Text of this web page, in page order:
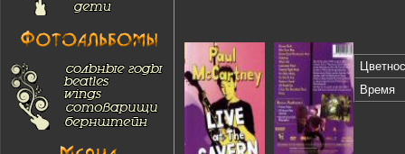
Время